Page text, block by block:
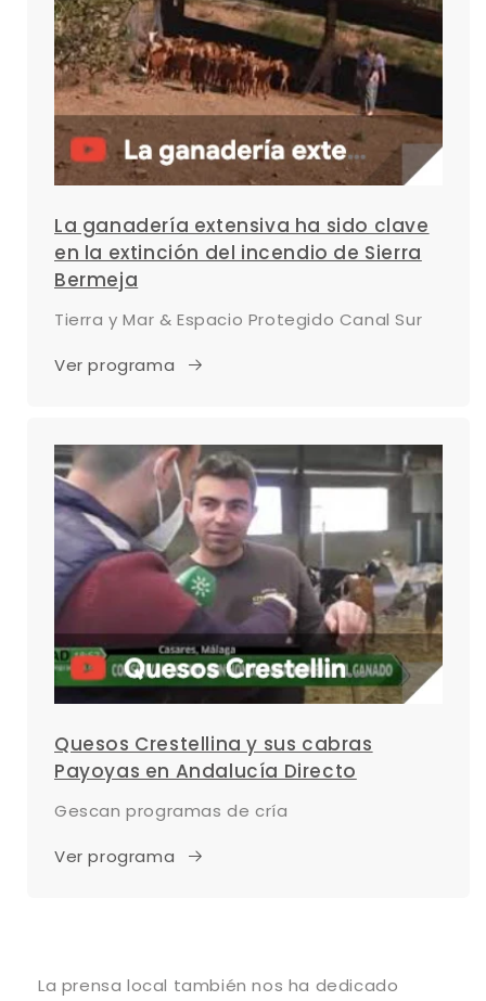
La ganadería extensiva ha sido clave
en la extinción del incendio de Sierra
Bermeja
Tierra y Mar & Espacio Protegido Canal Sur
Ver programa
Quesos Crestellina y sus cabras
Payoyas en Andalucía Directo
Gescan programas de cría
Ver programa
La prensa local también nos ha dedicado